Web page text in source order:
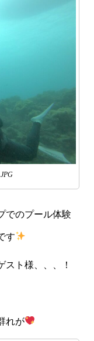
でのプール体験
す
スト様、、、！
れが